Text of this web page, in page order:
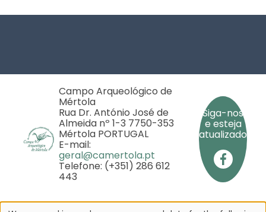
Campo Arqueológico de
Mértola
Rua Dr. António José de
Almeida nº 1-3 7750-353
Mértola PORTUGAL
E-mail:
geral@camertola.pt
Telefone: (+351) 286 612
443
Siga-nos
e esteja
atualizado